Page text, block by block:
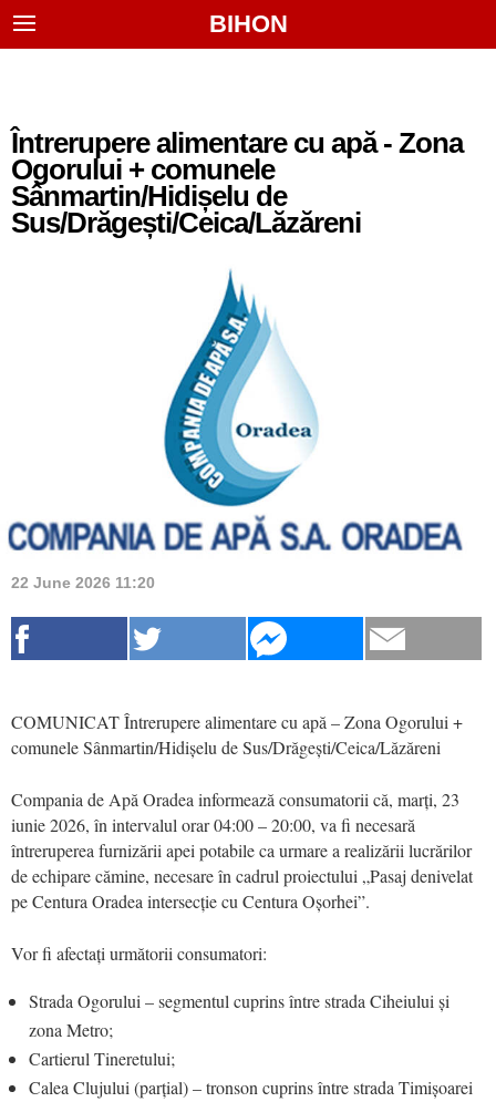
BIHON
Întrerupere alimentare cu apă - Zona
Ogorului + comunele
Sânmartin/Hidișelu de
Sus/Drăgești/Ceica/Lăzăreni
22 June 2026 11:20
COMUNICAT Întrerupere alimentare cu apă – Zona Ogorului +
comunele Sânmartin/Hidișelu de Sus/Drăgești/Ceica/Lăzăreni
Compania de Apă Oradea informează consumatorii că, marți, 23
iunie 2026, în intervalul orar 04:00 – 20:00, va fi necesară
întreruperea furnizării apei potabile ca urmare a realizării lucrărilor
de echipare cămine, necesare în cadrul proiectului „Pasaj denivelat
pe Centura Oradea intersecție cu Centura Oșorhei”.
Vor fi afectați următorii consumatori:
Strada Ogorului – segmentul cuprins între strada Ciheiului și
zona Metro;
Cartierul Tineretului;
Calea Clujului (parțial) – tronson cuprins între strada Timișoarei